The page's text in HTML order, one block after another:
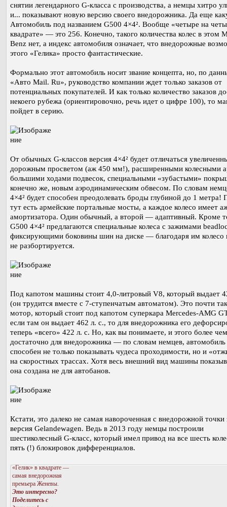
снятии легендарного G-класса с производства, а немцы хитро
и... показывают новую версию своего внедорожника. Да еще
Автомобиль под названием G500 4×4². Вообще «четыре на
квадрате» — это 256. Конечно, такого количества колес в этом
Benz нет, а индекс автомобиля означает, что внедорожные
этого «Гелика» просто фантастические.
Формально этот автомобиль носит звание концепта, но, по
«Авто Mail. Ru», руководство компании ждет только заказов от
потенциальных покупателей. И как только количество заказов
некоего рубежа (ориентировочно, речь идет о цифре 100), то
пойдет в серию.
От обычных G-классов версия 4×4² будет отличаться
дорожным просветом (аж 450 мм!), расширенными колесными
большими ходами подвесок, специальными «зубастыми»
конечно же, новым аэродинамическим обвесом. По словам
4×4² будет способен преодолевать броды глубиной до 1 метра!
тут есть армейские портальные мосты, а каждое колесо имеет
амортизатора. Один обычный, а второй — адаптивный. Кроме
G500 4×4² предлагаются специальные колеса с зажимами
фиксирующими боковины шин на диске — благодаря им колесо
не разбортируется.
Под капотом машины стоит 4,0-литровый V8, который выдает
(он трудится вместе с 7-ступенчатым автоматом). Это почти
мотор, который стоит под капотом суперкара Mercedes-AMG
если там он выдает 462 л. с., то для внедорожника его
теперь «всего» 422 л. с. Но, как вы понимаете, и этого более чем
достаточно для внедорожника — по словам немцев, автомобиль
способен не только показывать чудеса проходимости, но и
на скоростных трассах. Хотя весь внешний вид машины
она создана не для автобанов.
Кстати, это далеко не самая навороченная с внедорожной точки
версия Gelandewagen. Ведь в 2013 году немцы построили
шестиколесный G-класс, который имел привод на все шесть
пять (!) блокировок дифференциалов.
«Гелик» в квадрате —
самая внедорожная
премьера Женевы.
Это интересно?
Поделитесь с